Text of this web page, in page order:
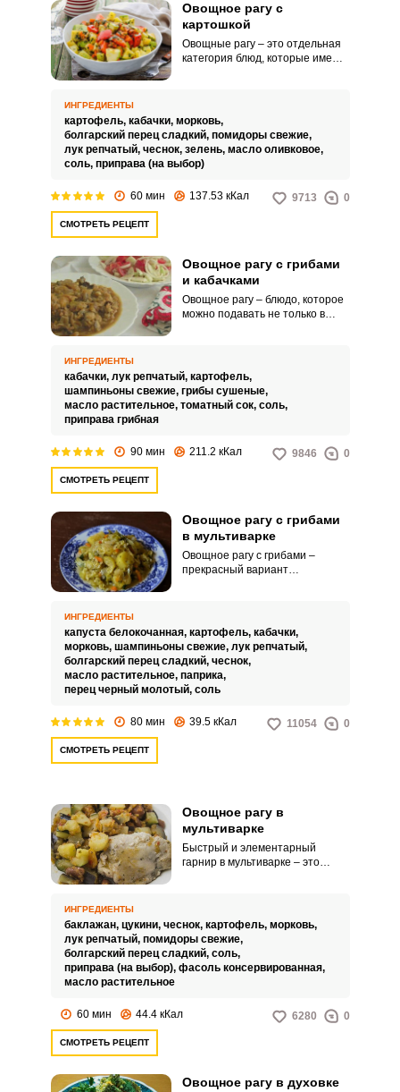
Овощное рагу с
картошкой
Овощные рагу – это отдельная
категория блюд, которые имеют
кулинарного становления
каждый кулинар находит рецепт,
который ему по душе.
ИНГРЕДИЕНТЫ
картофель, кабачки, морковь,
болгарский перец сладкий, помидоры свежие,
лук репчатый, чеснок, зелень, масло оливковое,
соль, приправа (на выбор)
60 мин 137.53 кКал 9713 0
СМОТРЕТЬ РЕЦЕПТ
Овощное рагу с грибами
и кабачками
Овощное рагу – блюдо, которое
можно подавать не только в
который представлен вашему
вниманию, не является
классическим, поскольку он
сочетает в себе несколько видов
ИНГРЕДИЕНТЫ
кабачки, лук репчатый, картофель,
шампиньоны свежие, грибы сушеные,
масло растительное, томатный сок, соль,
приправа грибная
90 мин 211.2 кКал 9846 0
СМОТРЕТЬ РЕЦЕПТ
Овощное рагу с грибами
в мультиварке
Овощное рагу с грибами –
прекрасный вариант
самостоятельного блюда.
ИНГРЕДИЕНТЫ
капуста белокочанная, картофель, кабачки,
морковь, шампиньоны свежие, лук репчатый,
болгарский перец сладкий, чеснок,
масло растительное, паприка,
перец черный молотый, соль
80 мин 39.5 кКал 11054 0
СМОТРЕТЬ РЕЦЕПТ
Овощное рагу в
мультиварке
Быстрый и элементарный
гарнир в мультиварке – это
правило, они уже нарезаны.
ИНГРЕДИЕНТЫ
баклажан, цукини, чеснок, картофель, морковь,
лук репчатый, помидоры свежие,
болгарский перец сладкий, соль,
приправа (на выбор), фасоль консервированная,
масло растительное
60 мин 44.4 кКал 6280 0
СМОТРЕТЬ РЕЦЕПТ
Овощное рагу в духовке